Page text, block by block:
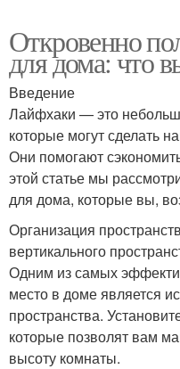
Откровенно
для дома: что
Введение
Лайфхаки — это
которые могут сделать
Они помогают
этой статье мы
для дома, которые вы,
Организация
вертикального
Одним из самых
место в доме является
пространства.
которые позволят вам
высоту комнаты.